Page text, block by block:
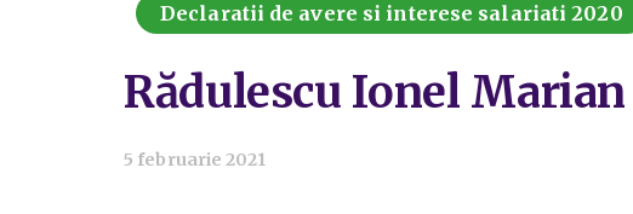
Declaratii de avere si interese salariati 2020
Rădulescu Ionel Marian
5 februarie 2021